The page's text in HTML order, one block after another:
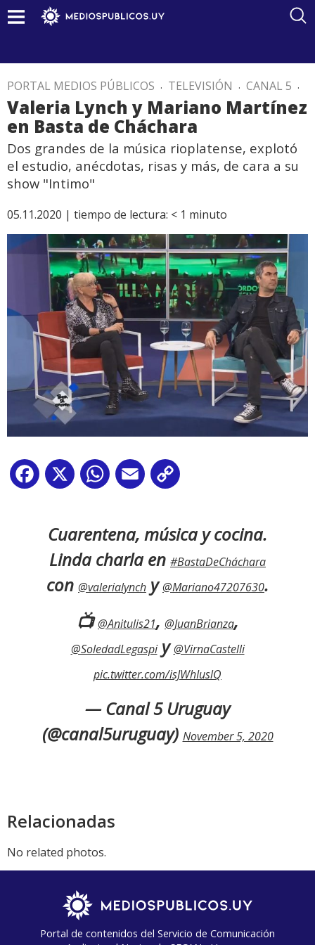
PORTAL MEDIOS PÚBLICOS . TELEVISIÓN . CANAL 5 .
Valeria Lynch y Mariano Martínez
en Basta de Cháchara
Dos grandes de la música rioplatense, explotó
el estudio, anécdotas, risas y más, de cara a su
show "Intimo"
05.11.2020 | tiempo de lectura: < 1 minuto
Facebook
X WhatsApp
Email
Cuarentena, música y cocina.
Linda charla en #BastaDeCháchara
con @valerialynch y@Mariano47207630.
📺@Anitulis21, @JuanBrianza,
@SoledadLegaspiy@VirnaCastelli
pic.twitter.com/isJWhIuslQ
— Canal 5 Uruguay
(@canal5uruguay) November 5, 2020
Relacionadas
No related photos.
Portal de contenidos del Servicio de Comunicación